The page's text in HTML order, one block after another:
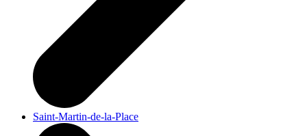
Saint-Martin-de-la-Place